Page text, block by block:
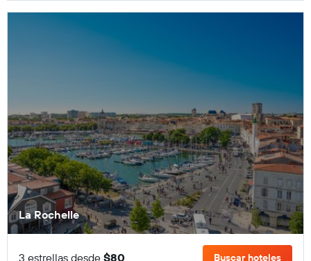
La Rochelle
3 estrellas desde $80 Buscar hoteles